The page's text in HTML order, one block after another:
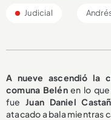
Judicial
A nueve ascendió la
comuna Belénen lo que
fueJuan Daniel
atacado a bala mientras